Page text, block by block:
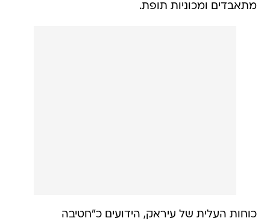
מתאבדים ומכוניות תופת.
כוחות העלית של עיראק, הידועים כ"חטיבה